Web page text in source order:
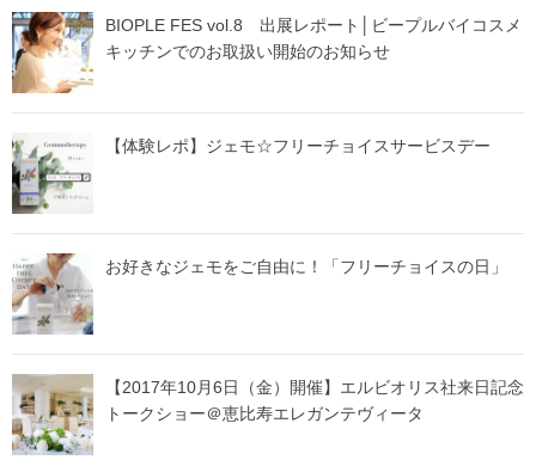
BIOPLE FES vol.8 出展レポート│ビープルバイコスメ
キッチンでのお取扱い開始のお知らせ
【体験レポ】ジェモ☆フリーチョイスサービスデー
お好きなジェモをご自由に！「フリーチョイスの日」
【2017年10月6日（金）開催】エルビオリス社来日記念
トークショー＠恵比寿エレガンテヴィータ